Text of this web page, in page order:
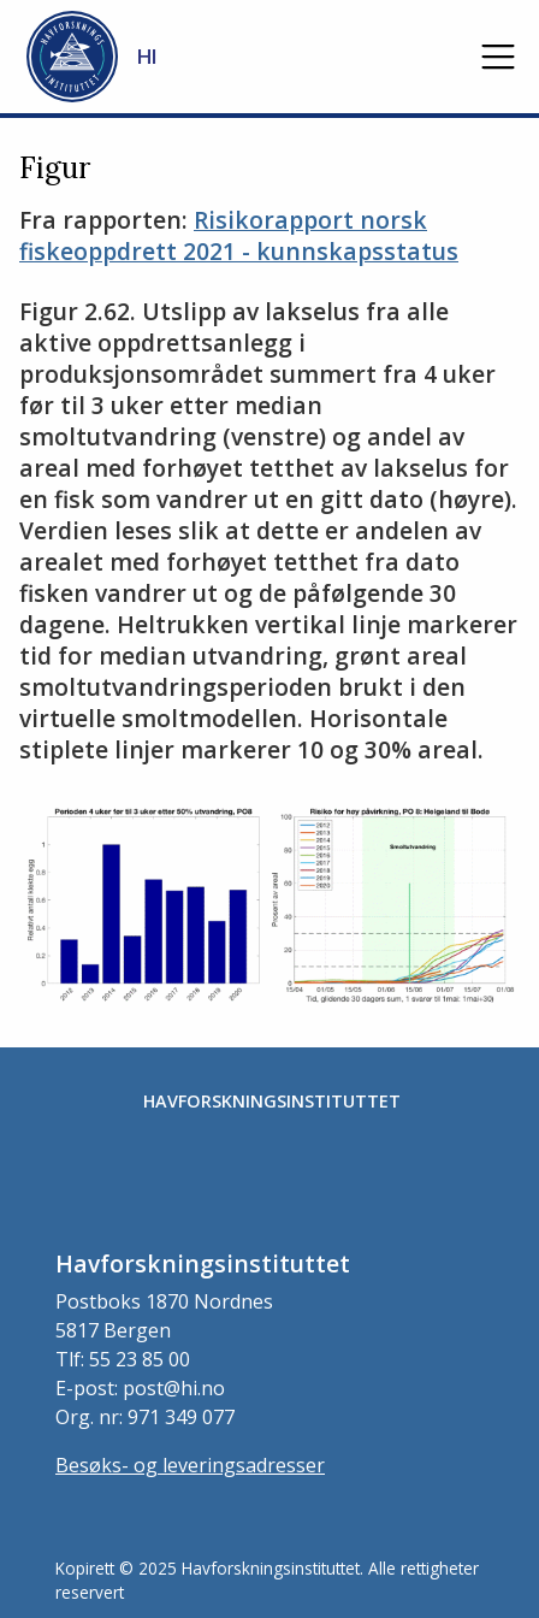
Gå til hovedinnhold
HI
Figur
Fra rapporten: Risikorapport norsk
fiskeoppdrett 2021 - kunnskapsstatus
Figur 2.62. Utslipp av lakselus fra alle
aktive oppdrettsanlegg i
produksjonsområdet summert fra 4 uker
før til 3 uker etter median
smoltutvandring (venstre) og andel av
areal med forhøyet tetthet av lakselus for
en fisk som vandrer ut en gitt dato (høyre).
Verdien leses slik at dette er andelen av
arealet med forhøyet tetthet fra dato
fisken vandrer ut og de påfølgende 30
dagene. Heltrukken vertikal linje markerer
tid for median utvandring, grønt areal
smoltutvandringsperioden brukt i den
virtuelle smoltmodellen. Horisontale
stiplete linjer markerer 10 og 30% areal.
Stopp
HAVFORSKNINGSINSTITUTTET
Havforskningsinstituttet
Postboks 1870 Nordnes
5817 Bergen
Tlf: 55 23 85 00
E-post: post@hi.no
Org. nr: 971 349 077
Besøks- og leveringsadresser
Kopirett © 2025 Havforskningsinstituttet. Alle rettigheter
reservert